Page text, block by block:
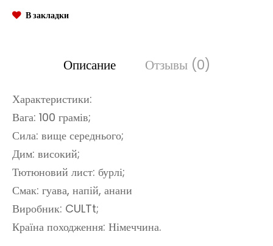
В закладки
Описание Отзывы (0)
Характеристики:
Вага: 100 грамів;
Сила: вище середнього;
Дим: високий;
Тютюновий лист: бурлі;
Смак: гуава, напій, анани
Виробник: CULTt;
Країна походження: Німеччина.